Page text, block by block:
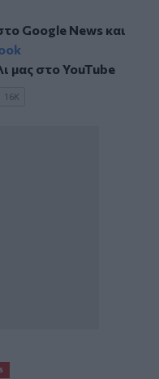
Google Newsκαι
μας στοYouTube